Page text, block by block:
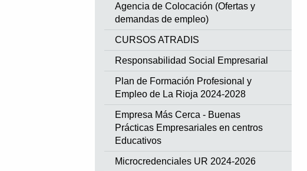
Agencia de Colocación (Ofertas y
demandas de empleo)
CURSOS ATRADIS
Responsabilidad Social Empresarial
Plan de Formación Profesional y
Empleo de La Rioja 2024-2028
Empresa Más Cerca - Buenas
Prácticas Empresariales en centros
Educativos
Microcredenciales UR 2024-2026